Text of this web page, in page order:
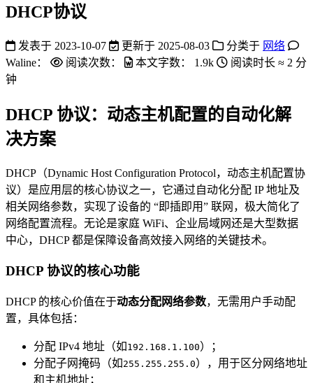
DHCP协议
发表于 2023-10-07 更新于 2025-08-03 分类于 网络
Waline：
阅读次数： 本文字数： 1.9k 阅读时长 ≈ 2 分
钟
DHCP 协议：动态主机配置的自动化解
决方案
DHCP（Dynamic Host Configuration Protocol，动态主机配置协
议）是应用层的核心协议之一，它通过自动化分配 IP 地址及
相关网络参数，实现了设备的 “即插即用” 联网，极大简化了
网络配置流程。无论是家庭 WiFi、企业局域网还是大型数据
中心，DHCP 都是保障设备高效接入网络的关键技术。
DHCP 协议的核心功能
DHCP 的核心价值在于动态分配网络参数，无需用户手动配
置，具体包括：
分配 IPv4 地址（如 192.168.1.100）；
分配子网掩码（如 255.255.255.0），用于区分网络地址
和主机地址；